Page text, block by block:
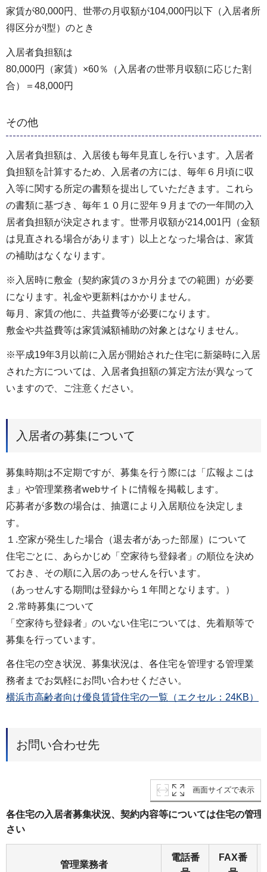
家賃が80,000円、世帯の月収額が104,000円以下（入居者所
得区分がI型）のとき
入居者負担額は
80,000円（家賃）×60％（入居者の世帯月収額に応じた割
合）＝48,000円
その他
入居者負担額は、入居後も毎年見直しを行います。入居者
負担額を計算するため、入居者の方には、毎年６月頃に収
入等に関する所定の書類を提出していただきます。これら
の書類に基づき、毎年１０月に翌年９月までの一年間の入
居者負担額が決定されます。世帯月収額が214,001円（金額
は見直される場合があります）以上となった場合は、家賃
の補助はなくなります。
※入居時に敷金（契約家賃の３か月分までの範囲）が必要
になります。礼金や更新料はかかりません。
毎月、家賃の他に、共益費等が必要になります。
敷金や共益費等は家賃減額補助の対象とはなりません。
※平成19年3月以前に入居が開始された住宅に新築時に入居
された方については、入居者負担額の算定方法が異なって
いますので、ご注意ください。
入居者の募集について
募集時期は不定期ですが、募集を行う際には「広報よこは
ま」や管理業務者webサイトに情報を掲載します。
応募者が多数の場合は、抽選により入居順位を決定しま
す。
１.空家が発生した場合（退去者があった部屋）について
住宅ごとに、あらかじめ「空家待ち登録者」の順位を決め
ておき、その順に入居のあっせんを行います。
（あっせんする期間は登録から１年間となります。）
２.常時募集について
「空家待ち登録者」のいない住宅については、先着順等で
募集を行っています。
各住宅の空き状況、募集状況は、各住宅を管理する管理業
務者までお気軽にお問い合わせください。
横浜市高齢者向け優良賃貸住宅の一覧（エクセル：24KB）
お問い合わせ先
画面サイズで表示
各住宅の入居者募集状況、契約内容等については住宅の管
さい
管理業務者
電話番
FAX番